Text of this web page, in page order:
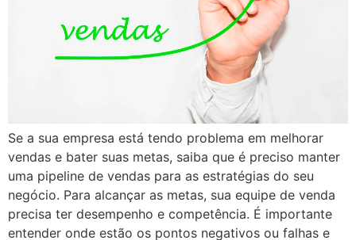
Se a sua empresa está tendo problema em melhorar
vendas e bater suas metas, saiba que é preciso manter
uma pipeline de vendas para as estratégias do seu
negócio. Para alcançar as metas, sua equipe de venda
precisa ter desempenho e competência. É importante
entender onde estão os pontos negativos ou falhas e